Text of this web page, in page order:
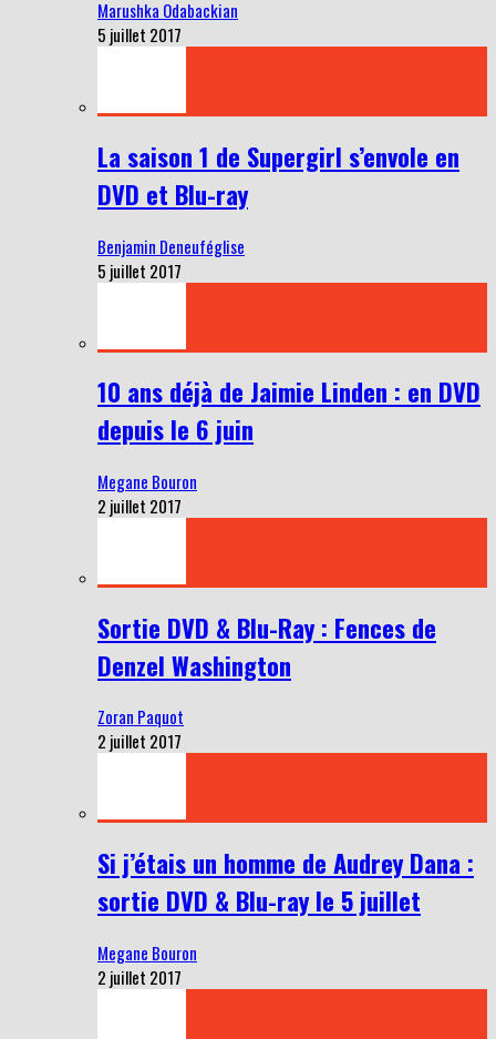
Marushka Odabackian
5 juillet 2017
La saison 1 de Supergirl s’envole en
DVD et Blu-ray
Benjamin Deneuféglise
5 juillet 2017
10 ans déjà de Jaimie Linden : en DVD
depuis le 6 juin
Megane Bouron
2 juillet 2017
Sortie DVD & Blu-Ray : Fences de
Denzel Washington
Zoran Paquot
2 juillet 2017
Si j’étais un homme de Audrey Dana :
sortie DVD & Blu-ray le 5 juillet
Megane Bouron
2 juillet 2017